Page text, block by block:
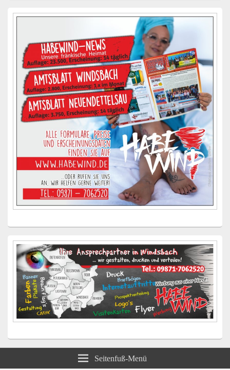
Seitenfuß-Menü